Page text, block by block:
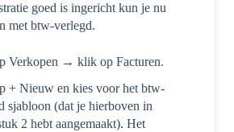
goed is ingericht kun je nu
met btw-verlegd.
Verkopen → klik op Facturen.
+ Nieuw en kies voor het btw-
sjabloon (dat je hierboven in
2 hebt aangemaakt). Het